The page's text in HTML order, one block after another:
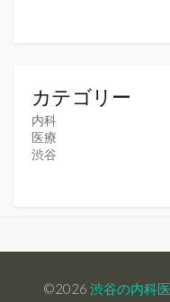
カテゴリー
内科
医療
渋谷
©2026 渋谷の内科